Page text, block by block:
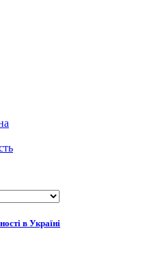
в Україні